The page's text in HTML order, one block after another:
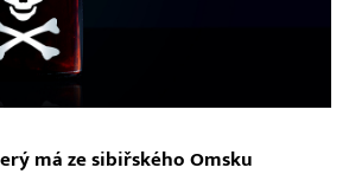
má ze sibiřského Omsku